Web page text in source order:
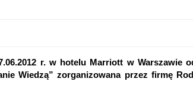
r. w hotelu Marriott w Warszawie
Wiedzą” zorganizowana przez firmę